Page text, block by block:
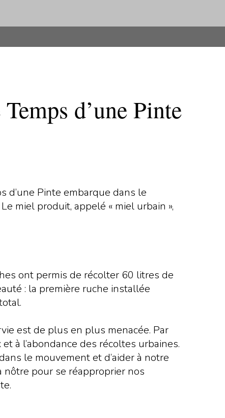
d’une Pinte
d’une Pinte embarque dans le
miel produit, appelé « miel urbain »,
ont permis de récolter 60 litres de
: la première ruche installée
est de plus en plus menacée. Par
à l’abondance des récoltes urbaines.
le mouvement et d’aider à notre
nôtre pour se réapproprier nos